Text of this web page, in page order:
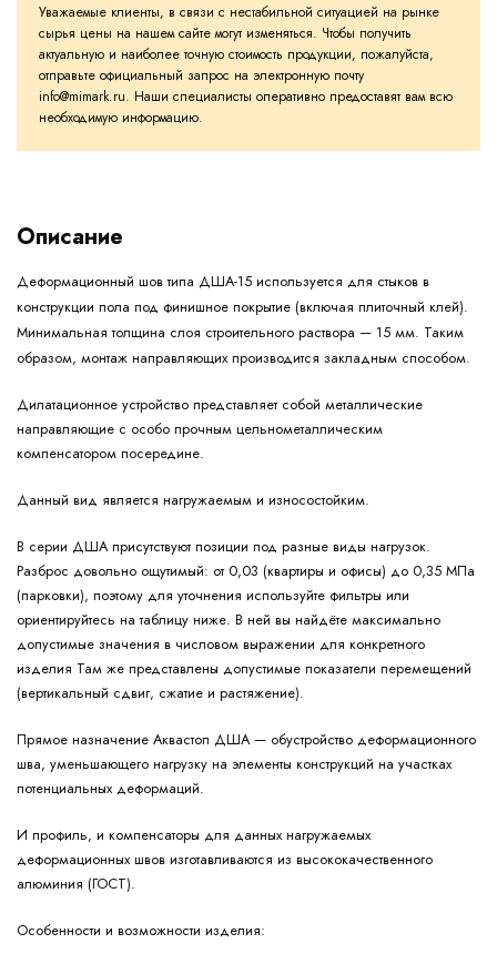
Уважаемые клиенты, в связи с нестабильной ситуацией на рынке
сырья цены на нашем сайте могут изменяться. Чтобы получить
актуальную и наиболее точную стоимость продукции, пожалуйста,
отправьте официальный запрос на электронную почту
info@mimark.ru. Наши специалисты оперативно предоставят вам всю
необходимую информацию.
Описание
Деформационный шов типа ДША-15 используется для стыков в
конструкции пола под финишное покрытие (включая плиточный клей).
Минимальная толщина слоя строительного раствора — 15 мм. Таким
образом, монтаж направляющих производится закладным способом.
Дилатационное устройство представляет собой металлические
направляющие с особо прочным цельнометаллическим
компенсатором посередине.
Данный вид является нагружаемым и износостойким.
В серии ДША присутствуют позиции под разные виды нагрузок.
Разброс довольно ощутимый: от 0,03 (квартиры и офисы) до 0,35 МПа
(парковки), поэтому для уточнения используйте фильтры или
ориентируйтесь на таблицу ниже. В ней вы найдёте максимально
допустимые значения в числовом выражении для конкретного
изделия Там же представлены допустимые показатели перемещений
(вертикальный сдвиг, сжатие и растяжение).
Прямое назначение Аквастоп ДША — обустройство деформационного
шва, уменьшающего нагрузку на элементы конструкций на участках
потенциальных деформаций.
И профиль, и компенсаторы для данных нагружаемых
деформационных швов изготавливаются из высококачественного
алюминия (ГОСТ).
Особенности и возможности изделия: